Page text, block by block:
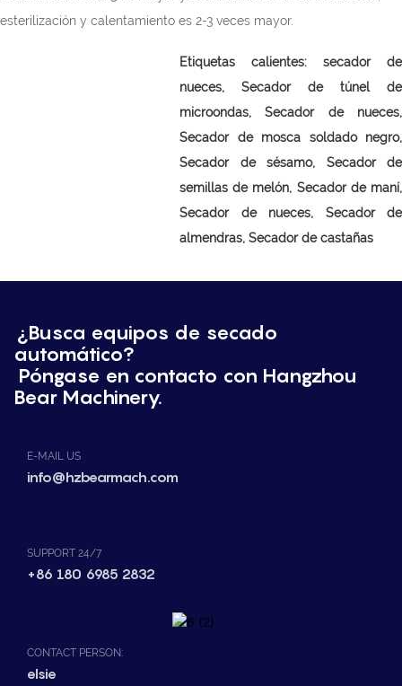
esterilización y calentamiento es 2-3 veces mayor.
Etiquetas calientes: secador de
nueces, Secador de túnel de
microondas, Secador de nueces,
Secador de mosca soldado negro,
Secador de sésamo, Secador de
semillas de melón, Secador de maní,
Secador de nueces, Secador de
almendras, Secador de castañas
¿Busca equipos de secado
automático?
Póngase en contacto con Hangzhou
Bear Machinery.
E-MAIL US
info@hzbearmach.com
SUPPORT 24/7
+86 180 6985 2832
CONTACT PERSON:
elsie